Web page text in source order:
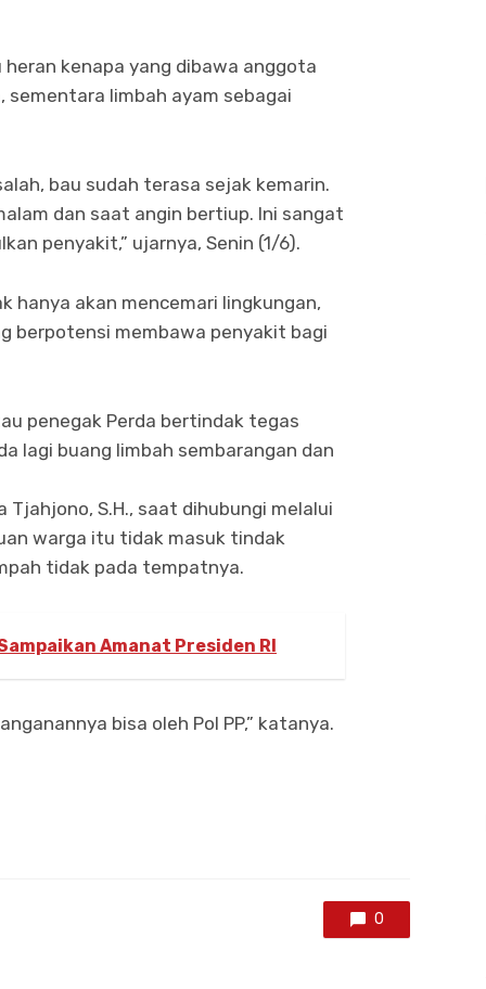
kenapa yang dibawa anggota
sementara limbah ayam sebagai
bau sudah terasa sejak kemarin.
dan saat angin bertiup. Ini sangat
penyakit,” ujarnya, Senin (1/6).
hanya akan mencemari lingkungan,
berpotensi membawa penyakit bagi
penegak Perda bertindak tegas
lagi buang limbah sembarangan dan
Tjahjono, S.H., saat dihubungi melalui
warga itu tidak masuk tindak
tidak pada tempatnya.
Amanat Presiden RI
bisa oleh Pol PP,” katanya.
0